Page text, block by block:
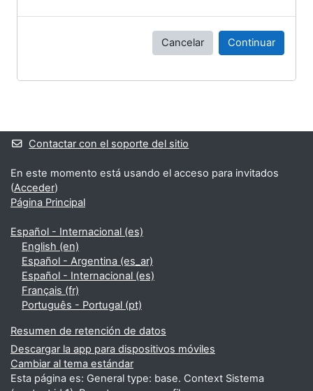
Cancelar Continuar
Bloques suplementarios
Contactar con el soporte del sitio
En este momento está usando el acceso para invitados
(Acceder)
Página Principal
Español - Internacional ‎(es)‎
English ‎(en)‎
Español - Argentina ‎(es_ar)‎
Español - Internacional ‎(es)‎
Français ‎(fr)‎
Português - Portugal ‎(pt)‎
Resumen de retención de datos
Descargar la app para dispositivos móviles
Cambiar al tema estándar
Esta página es: General type: base. Context Sistema